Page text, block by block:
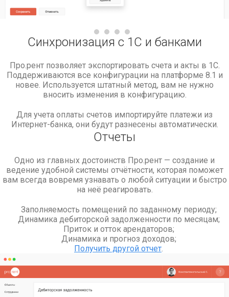
Синхронизация с 1С и банками
Про.рент позволяет экспортировать счета и акты в 1С.
Поддерживаются все конфигурации на платформе 8.1 и
новее. Используется штатный метод, вам не нужно
вносить изменения в конфигурацию.
Для учета оплаты счетов импортируйте платежи из
Интернет-банка, они будут разнесены автоматически.
Отчеты
Одно из главных достоинств Про.рент — создание и
ведение удобной системы отчётности, которая поможет
вам всегда вовремя узнавать о любой ситуации и быстро
на неё реагировать.
Заполняемость помещений по заданному периоду;
Динамика дебиторской задолженности по месяцам;
Приток и отток арендаторов;
Динамика и прогноз доходов;
Получить другой отчет.